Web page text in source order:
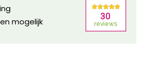
mogelijk